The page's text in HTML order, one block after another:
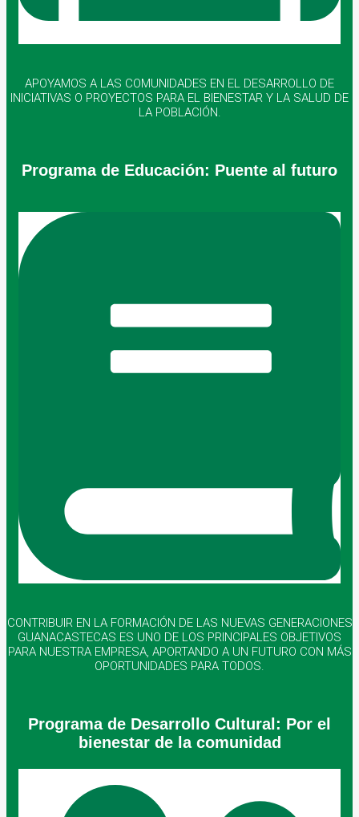
APOYAMOS A LAS COMUNIDADES EN EL DESARROLLO DE
INICIATIVAS O PROYECTOS PARA EL BIENESTAR Y LA SALUD DE
LA POBLACIÓN.
Programa de Educación: Puente al futuro
CONTRIBUIR EN LA FORMACIÓN DE LAS NUEVAS GENERACIONES
GUANACASTECAS ES UNO DE LOS PRINCIPALES OBJETIVOS
PARA NUESTRA EMPRESA, APORTANDO A UN FUTURO CON MÁS
OPORTUNIDADES PARA TODOS.
Programa de Desarrollo Cultural: Por el
bienestar de la comunidad